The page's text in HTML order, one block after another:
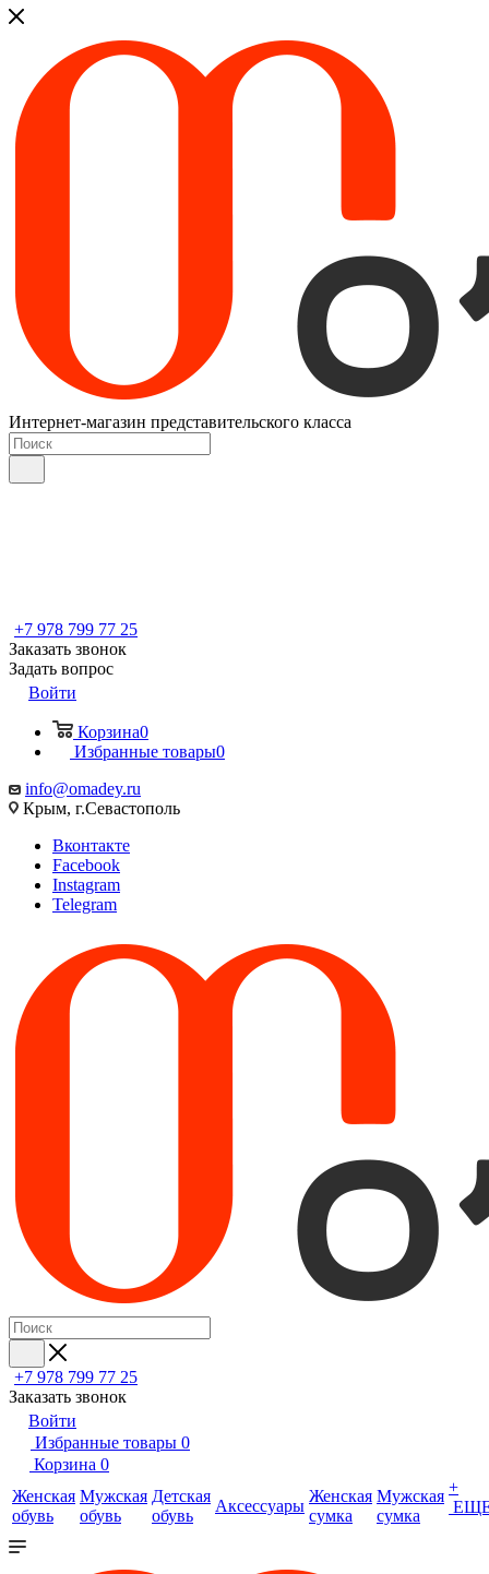
Интернет-магазин представительского класса
+7 978 799 77 25
Заказать звонок
Задать вопрос
Войти
Корзина0
Избранные товары0
info@omadey.ru
Крым, г.Севастополь
Вконтакте
Facebook
Instagram
Telegram
+7 978 799 77 25
Заказать звонок
Войти
Избранные товары 0
Корзина 0
Женская
обувь
Мужская
обувь
Детская
обувь
Аксессуары
Женская
сумка
Мужская
сумка
+